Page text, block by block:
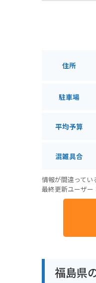
住所
駐車場
平均予算
混雑具合
情報が間違ってい
最終更新ユーザー
福島県